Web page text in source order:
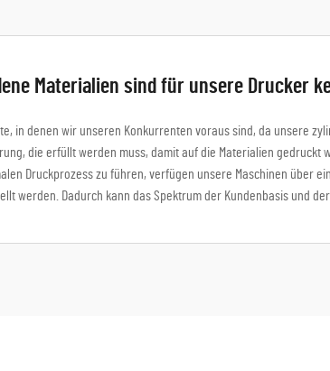
Materialien sind für unsere Drucker
in denen wir unseren Konkurrenten voraus sind, da unsere
die erfüllt werden muss, damit auf die Materialien
Druckprozess zu führen, verfügen unsere Maschinen über
werden. Dadurch kann das Spektrum der Kundenbasis und